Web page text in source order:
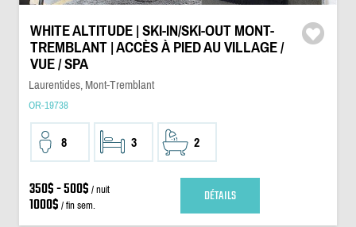
WHITE ALTITUDE | SKI-IN/SKI-OUT MONT-
TREMBLANT | ACCÈS À PIED AU VILLAGE /
VUE / SPA
Laurentides, Mont-Tremblant
OR-19738
8 3 2
350$ - 500$ / nuit
1000$ / fin sem. DÉTAILS